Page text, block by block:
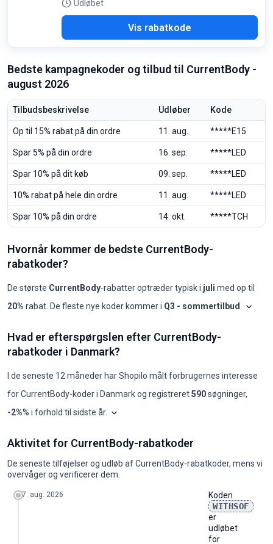
Udløbet
Vis rabatkode
Bedste kampagnekoder og tilbud til CurrentBody -
august 2026
Tilbudsbeskrivelse Udløber Kode
Op til 15% rabat på din ordre 11. aug. *****E15
Spar 5% på din ordre 16. sep. *****LED
Spar 10% på dit køb 09. sep. *****LED
10% rabat på hele din ordre 11. aug. *****LED
Spar 10% på din ordre 14. okt. *****TCH
Hvornår kommer de bedste CurrentBody-
rabatkoder?
De største CurrentBody-rabatter optræder typisk i juli med op til
20% rabat. De fleste nye koder kommer i Q3 - sommertilbud
Måned Nye koderMaks. rabatMin. rabatKoder ≥50%Koder ≥70%
2025-080 -
2025-100 - - 0 0
-
2025-120 - - 0 0
2026-01
-
2026-02 0 -
2026-040 - - 0
2026-060 - 0 0
-
2026-0710 20%
Hvad er efterspørgslen efter CurrentBody-
rabatkoder i Danmark?
I de seneste 12 måneder har Shopilo målt forbrugernes interesse
forCurrentBody-koder i Danmarkog registreret590søgninger,
-2%% i forhold til sidste år.
år
jan. feb. mar. apr. maj jun. jul. aug. sep.
2024
20 20 10 10 10 10 10 10
2025 320 10 10 170 140 110 70 70 20 20 10
10
2026 10 10 10 110 115
Aktivitet for CurrentBody-rabatkoder
De seneste tilføjelser og udløb af CurrentBody-rabatkoder, mens vi
overvåger og verificerer dem.
7. aug. 2026
Koden
WITHSOF
er
udløbet
for